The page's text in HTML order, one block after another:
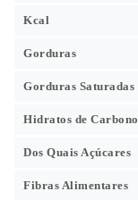
Kcal
Gorduras
Gorduras Saturadas
Hidratos de Carbono
Dos Quais Açúcares
Fibras Alimentares